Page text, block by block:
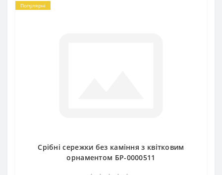
Популярні
Срібні сережки без каміння з квітковим
орнаментом БР-0000511